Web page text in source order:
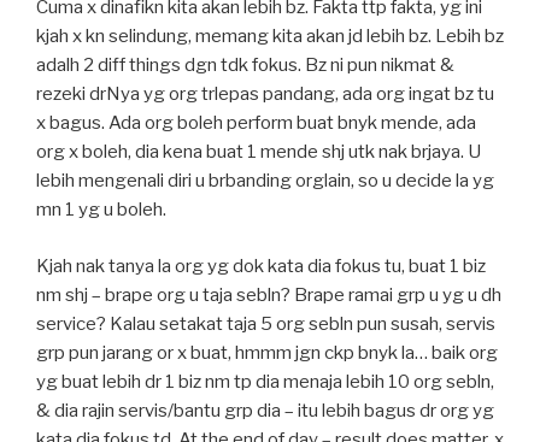
Cuma x dinafikn kita akan lebih bz. Fakta ttp fakta, yg ini
kjah x kn selindung, memang kita akan jd lebih bz. Lebih bz
adalh 2 diff things dgn tdk fokus. Bz ni pun nikmat &
rezeki drNya yg org trlepas pandang, ada org ingat bz tu
x bagus. Ada org boleh perform buat bnyk mende, ada
org x boleh, dia kena buat 1 mende shj utk nak brjaya. U
lebih mengenali diri u brbanding orglain, so u decide la yg
mn 1 yg u boleh.
Kjah nak tanya la org yg dok kata dia fokus tu, buat 1 biz
nm shj – brape org u taja sebln? Brape ramai grp u yg u dh
service? Kalau setakat taja 5 org sebln pun susah, servis
grp pun jarang or x buat, hmmm jgn ckp bnyk la… baik org
yg buat lebih dr 1 biz nm tp dia menaja lebih 10 org sebln,
& dia rajin servis/bantu grp dia – itu lebih bagus dr org yg